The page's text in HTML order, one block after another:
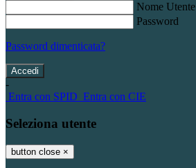
Nome Utente
Password
Password dimenticata?
-
Entra con SPID Entra con CIE
Seleziona utente
button close ×